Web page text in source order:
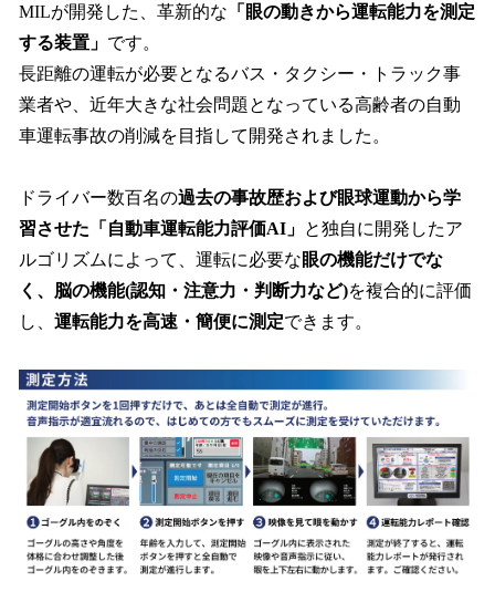
MILが開発した、革新的な 「眼の動きから運転能力を測定
する装置」 です。
長距離の運転が必要となるバス・タクシー・トラック事
業者や、近年大きな社会問題となっている高齢者の自動
車運転事故の削減を目指して開発されました。
ドライバー数百名の過去の事故歴および眼球運動から学
習させた「自動車運転能力評価AI」 と独自に開発したア
ルゴリズムによって、運転に必要な眼の機能だけでな
く、脳の機能(認知・注意力・判断力など)を複合的に評価
し、 運転能力を高速・簡便に測定できます。